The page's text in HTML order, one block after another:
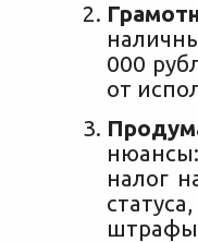
000
от
налог